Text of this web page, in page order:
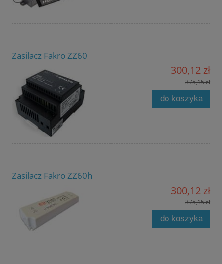
Zasilacz Fakro ZZ60
300,12 zł
375,15 zł
do koszyka
Zasilacz Fakro ZZ60h
300,12 zł
375,15 zł
do koszyka